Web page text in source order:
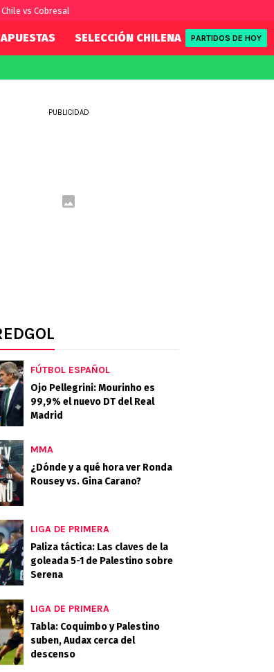
Chile vs Cobresal
APUESTAS SELECCIÓN CHILENA REDSPORT
PARTIDOS DE HOY
PUBLICIDAD
FÚTBOL ESPAÑOL
Ojo Pellegrini: Mourinho es
99,9% el nuevo DT del Real
Madrid
MMA
¿Dónde y a qué hora ver Ronda
Rousey vs. Gina Carano?
LIGA DE PRIMERA
Paliza táctica: Las claves de la
goleada 5-1 de Palestino sobre
Serena
LIGA DE PRIMERA
Tabla: Coquimbo y Palestino
suben, Audax cerca del
descenso